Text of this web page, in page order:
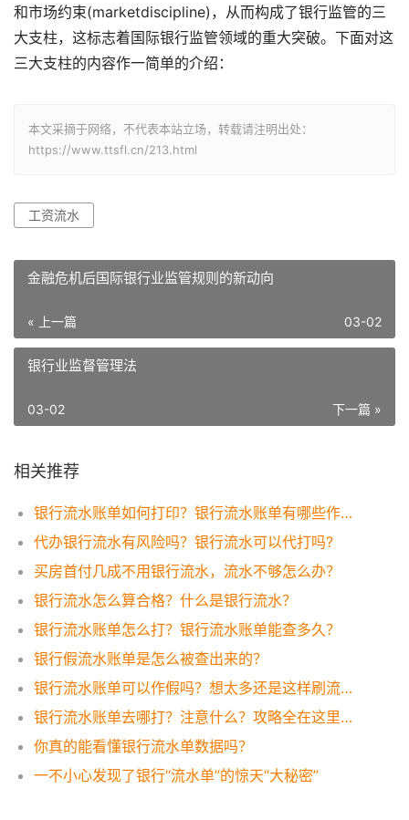
和市场约束(marketdiscipline)，从而构成了银行监管的三
大支柱，这标志着国际银行监管领域的重大突破。下面对这
三大支柱的内容作一简单的介绍：
本文采摘于网络，不代表本站立场，转载请注明出处：
https://www.ttsfl.cn/213.html
工资流水
金融危机后国际银行业监管规则的新动向
« 上一篇 03-02
银行业监督管理法
下一篇 »
03-02
相关推荐
银行流水账单如何打印？银行流水账单有哪些作用？
代办银行流水有风险吗？银行流水可以代打吗?
买房首付几成不用银行流水，流水不够怎么办？
银行流水怎么算合格？什么是银行流水？
银行流水账单怎么打？银行流水账单能查多久？
银行假流水账单是怎么被查出来的？
银行流水账单可以作假吗？想太多还是这样刷流水才有效！
银行流水账单去哪打？注意什么？攻略全在这里，一看便知！
你真的能看懂银行流水单数据吗？
一不小心发现了银行“流水单”的惊天“大秘密”